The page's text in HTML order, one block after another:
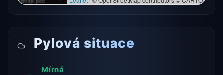
Pylová situace
Mírná